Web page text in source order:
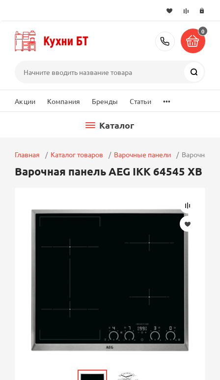
+7 (495)
0
Акции Компания Бренды Статьи ...
Каталог
Главная Каталог товаров Варочные панели Варочная
Варочная панель AEG IKK 64545 XB